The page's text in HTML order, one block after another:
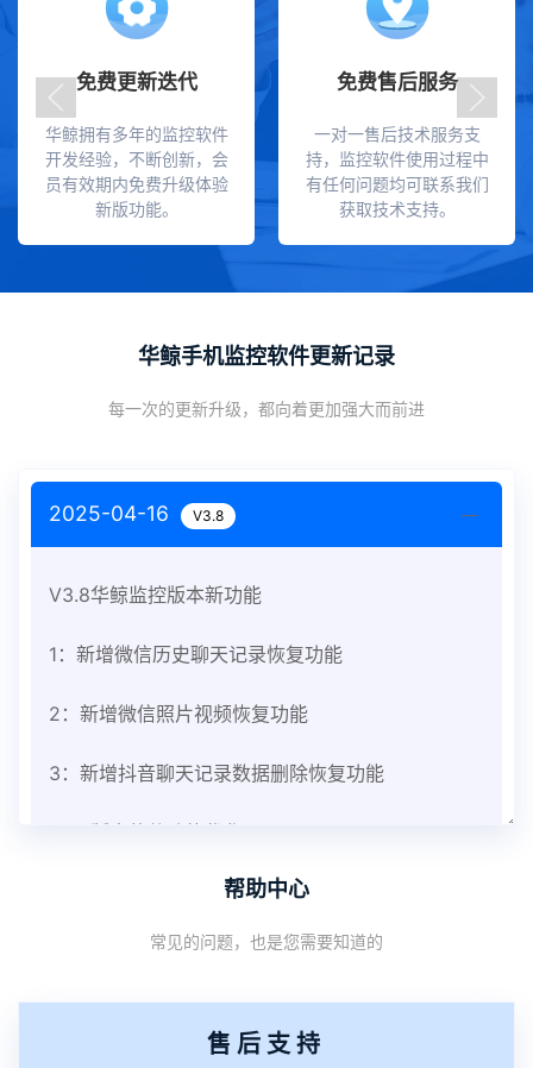
免费更新迭代
华鲸拥有多年的监控软件
开发经验，不断创新，会
员有效期内免费升级体验
新版功能。
免费售后服务
一对一售后技术服务支
持，监控软件使用过程中
有任何问题均可联系我们
获取技术支持。
华鲸手机监控软件更新记录
每一次的更新升级，都向着更加强大而前进
2025-04-16 V3.8
V3.8华鲸监控版本新功能
1：新增微信历史聊天记录恢复功能
2：新增微信照片视频恢复功能
3：新增抖音聊天记录数据删除恢复功能
1：优化监控终端从当前监控界面切换其他被控端手
机设备响应慢问题
帮助中心
常见的问题，也是您需要知道的
售后支持